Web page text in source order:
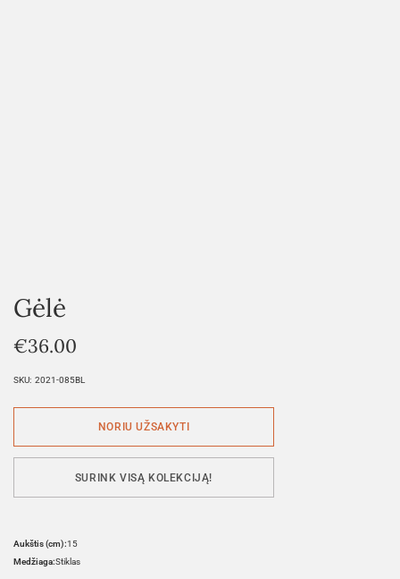
Gėlė
€36.00
SKU: 2021-085BL
SURINK VISĄ KOLEKCIJĄ!
Aukštis (cm):15
Medžiaga:Stiklas